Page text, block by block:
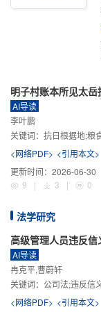
明子村账本所见太
AI导读
李叶鹏
关键词： 抗日根据地;粮
<网络PDF> <引用本文>
更新时间： 2026-06-30
9
| 3 | 0
法学研究
高级管理人员违反
AI导读
冉克平,曹蔚轩
关键词： 公司法;违反信
<网络PDF> <引用本文>